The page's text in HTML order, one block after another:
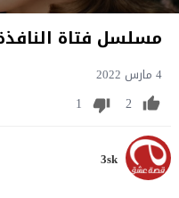
مسلسل فتاة النافذة
4 مارس 2022
2
1
3sk